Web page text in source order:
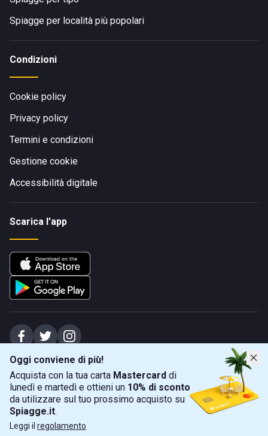
Oggi conviene di più!
Acquista con la tua carta Mastercard di
lunedì e martedì e ottieni un 10% di sconto
da utilizzare sul tuo prossimo acquisto su
Spiagge.it.
Leggi il regolamento
Spiagge per località più popolari
Condizioni
Cookie policy
Privacy policy
Termini e condizioni
Gestione cookie
Accessibilità digitale
Scarica l'app
Spiagge Srl - Sede legale: Via Marecchiese 48, 47923 Rimini (RN), IT -
capitale sociale Euro 31245,57 - Iscritta al registro delle imprese di Rimini
Sede operativa: Via Flaminia 180, 47924 Rimini (RN), IT
+39 0541 772375
info@spiagge.it - p.i./c.f. 04536640404
© 2026 Spiagge Srl. Tutti i diritti riservati.